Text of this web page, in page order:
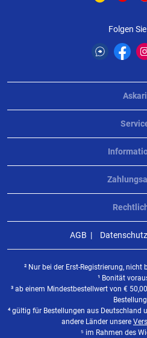
Folgen
Askari
AGB Datenschutz
² Nur bei der Erst-Registrierung,
¹ Bonität
³ ab einem Mindestbestellwert von €
⁴ gültig für Bestellungen aus Deutschland
andere Länder unsere
⁵ im Rahmen des